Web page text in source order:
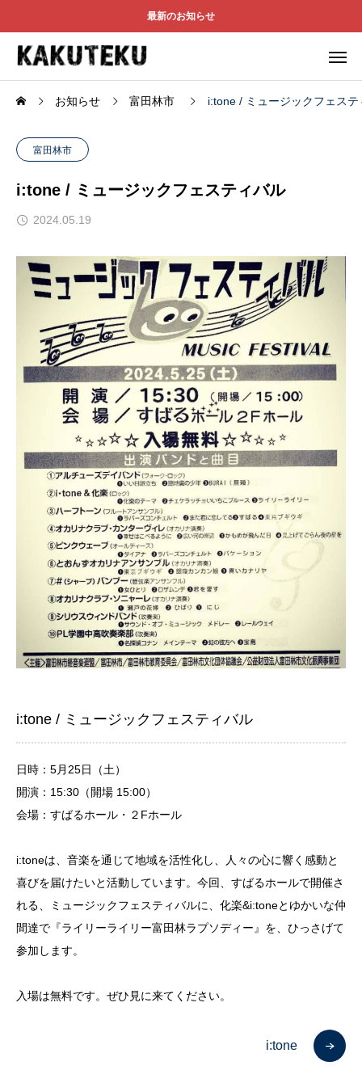
最新のお知らせ
お知らせ 富田林市 i:tone / ミュージックフェステ
富田林市
i:tone / ミュージックフェスティバル
2024.05.19
i:tone / ミュージックフェスティバル
日時：5月25日（土）
開演：15:30（開場 15:00）
会場：すばるホール・２Fホール
i:toneは、音楽を通じて地域を活性化し、人々の心に響く感動と
喜びを届けたいと活動しています。今回、すばるホールで開催さ
れる、ミュージックフェスティバルに、化楽&i:toneとゆかいな仲
間達で『ライリーライリー富田林ラプソディー』を、ひっさげて
参加します。
入場は無料です。ぜひ見に来てください。
i:tone